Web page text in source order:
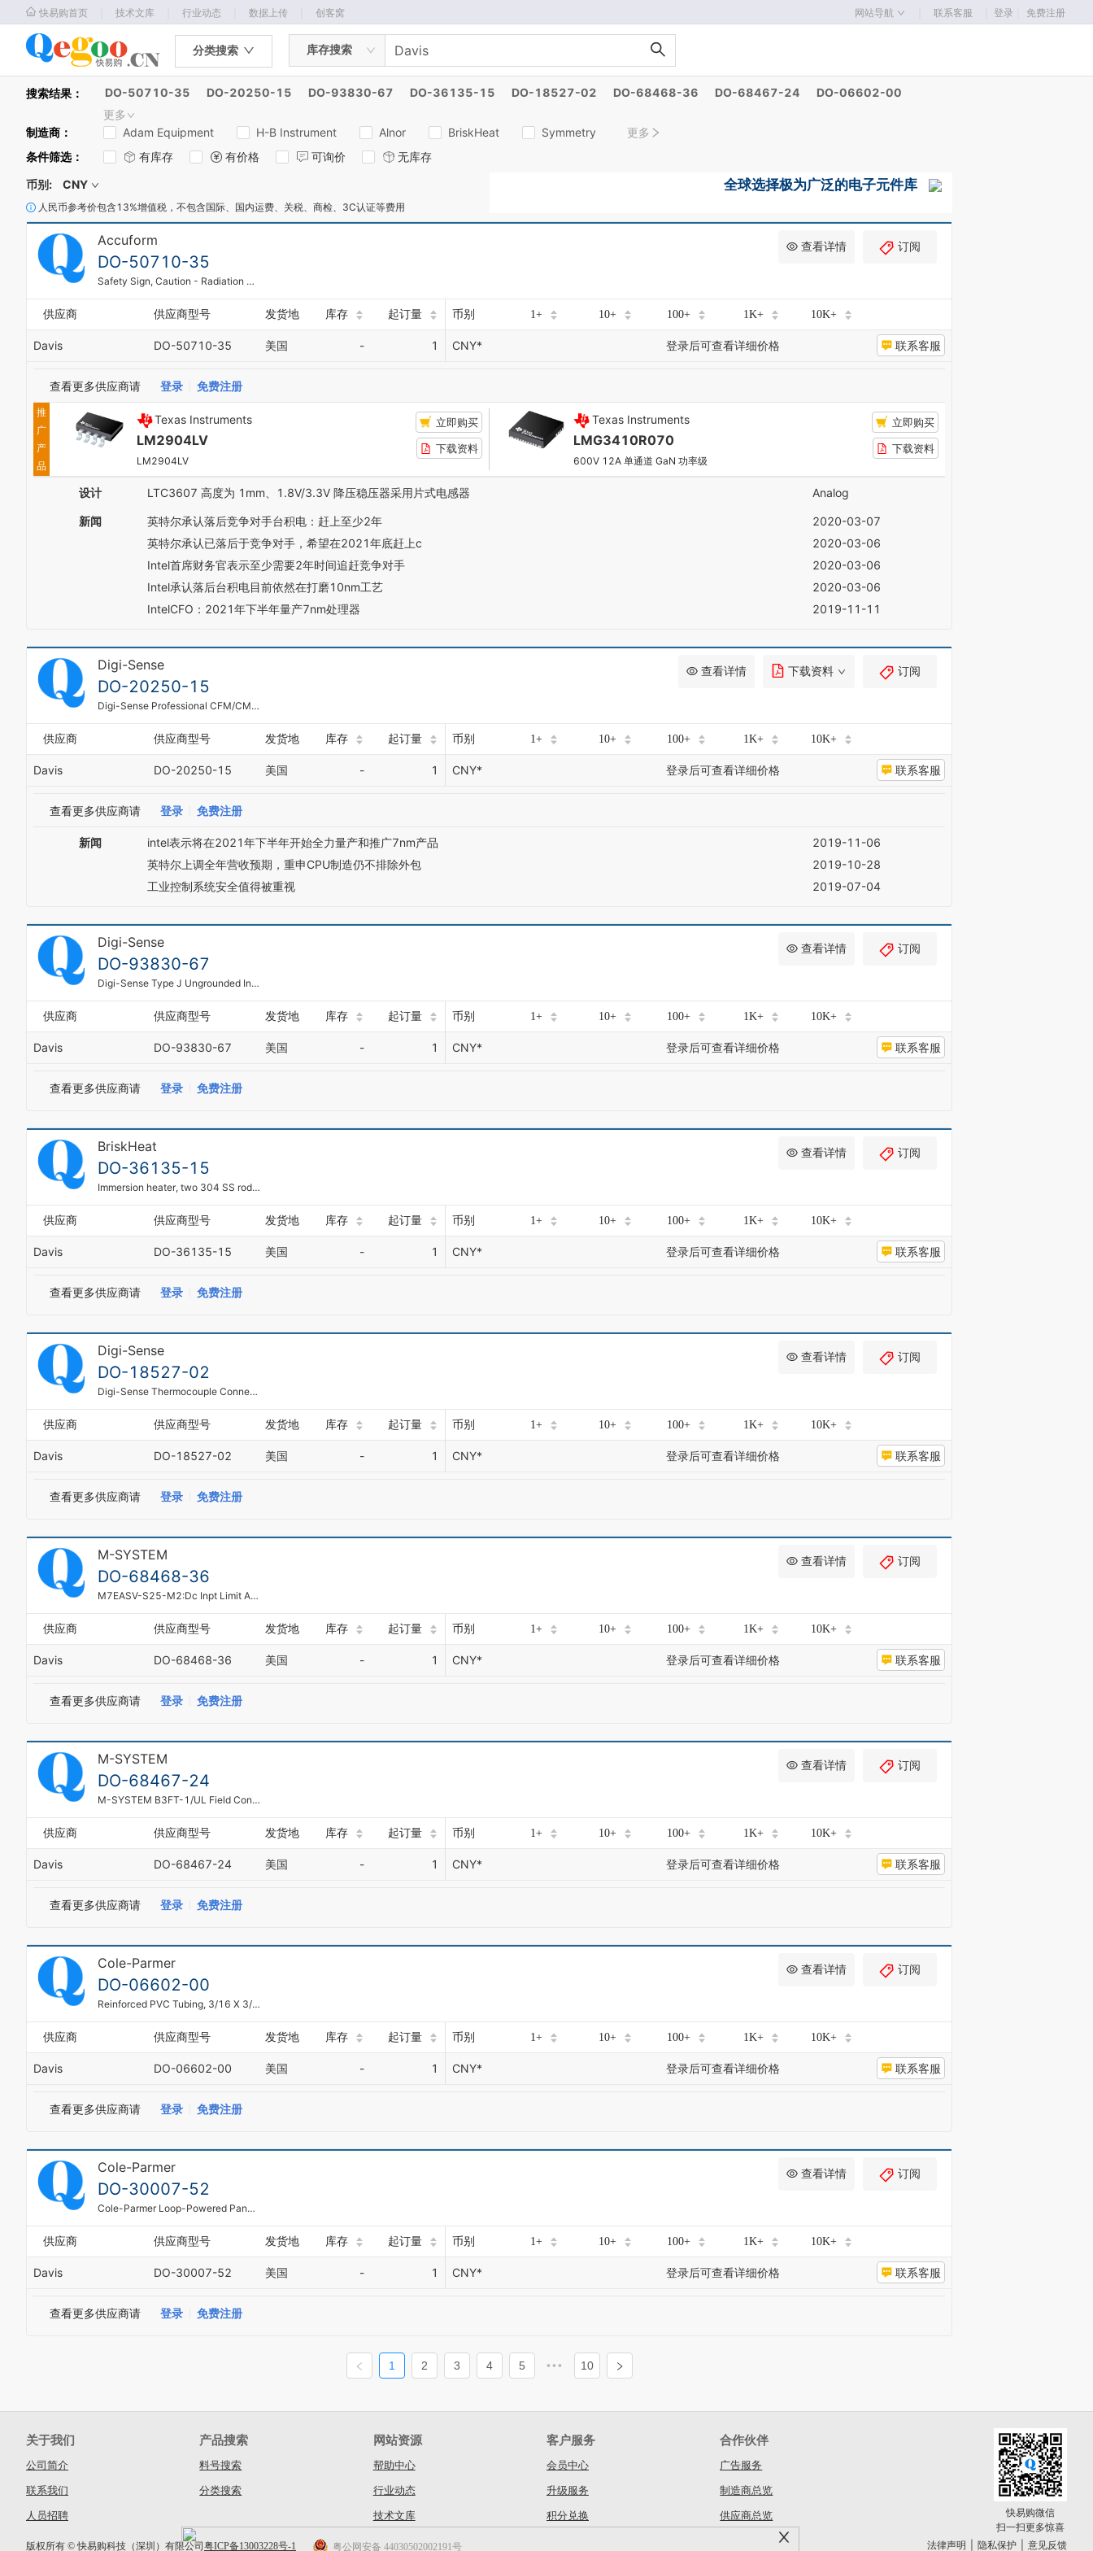
登录 免费注册
快易购首页 技术文库 行业动态 数据上传 创客窝 网站导航 联系客服
分类搜索 库存搜索
搜索结果： DO-50710-35 DO-20250-15 DO-93830-67 DO-36135-15 DO-18527-02 DO-68468-36 DO-68467-24 DO-06602-00
更多
制造商 ： Adam Equipment H-B Instrument Alnor BriskHeat Symmetry 更多
条件筛选： 有库存 有价格 可询价
无库存
币别:
CNY
人民币参考价包含13%增值税，不包含国际、国内运费、关税、商检、3C认证等费用
Accuform
DO-50710-35
Safety Sign, Caution - Radiation Area, 7" X 10", Adhesive Vinyl
查看详情 订阅
供应商 供应商型号 发货地 库存 起订量 币别 1+ 10+ 100+ 1K+ 10K+
Davis DO-50710-35 美国 - 1 CNY* 登录后可查看详细价格 联系客服
查看更多供应商请 登录 免费注册
推
广
产
品
Texas Instruments
LM2904LV
LM2904LV
立即购买
下载资料
Texas Instruments
LMG3410R070
600V 12A 单通道 GaN 功率级
立即购买
下载资料
设计 LTC3607 高度为 1mm、1.8V/3.3V 降压稳压器采用片式电感器 Analog
新闻 英特尔承认落后竞争对手台积电：赶上至少2年
2020-03-07
英特尔承认已落后于竞争对手，希望在2021年底赶上c
2020-03-06
Intel首席财务官表示至少需要2年时间追赶竞争对手
2020-03-06
Intel承认落后台积电目前依然在打磨10nm工艺
2020-03-06
IntelCFO：2021年下半年量产7nm处理器
2019-11-11
Digi-Sense
DO-20250-15
Digi-Sense Professional CFM/CMM Vane Thermoanemometer with NIST Traceable Cal
查看详情 下载资料 订阅
供应商 供应商型号 发货地 库存 起订量 币别 1+ 10+ 100+ 1K+ 10K+
Davis DO-20250-15 美国 - 1 CNY* 登录后可查看详细价格 联系客服
查看更多供应商请 登录 免费注册
新闻 intel表示将在2021年下半年开始全力量产和推广7nm产品
2019-11-06
英特尔上调全年营收预期，重申CPU制造仍不排除外包
2019-10-28
工业控制系统安全值得被重视
2019-07-04
Digi-Sense
DO-93830-67
Digi-Sense Type J Ungrounded Industrial Thermocouple Probe, 12" L, 1/2" Connection
查看详情 订阅
供应商 供应商型号 发货地 库存 起订量 币别 1+ 10+ 100+ 1K+ 10K+
Davis DO-93830-67 美国 - 1 CNY* 登录后可查看详细价格 联系客服
查看更多供应商请 登录 免费注册
BriskHeat
DO-36135-15
Immersion heater, two 304 SS rods, 6"L heated area, 300 watts, 240 VAC
查看详情 订阅
供应商 供应商型号 发货地 库存 起订量 币别 1+ 10+ 100+ 1K+ 10K+
Davis DO-36135-15 美国 - 1 CNY* 登录后可查看详细价格 联系客服
查看更多供应商请 登录 免费注册
Digi-Sense
DO-18527-02
Digi-Sense Thermocouple Connector, Standard, Type-K, Male Plug; 5/Pk
查看详情 订阅
供应商 供应商型号 发货地 库存 起订量 币别 1+ 10+ 100+ 1K+ 10K+
Davis DO-18527-02 美国 - 1 CNY* 登录后可查看详细价格 联系客服
查看更多供应商请 登录 免费注册
M-SYSTEM
DO-68468-36
M7EASV-S25-M2:Dc Inpt Limit Alarm -10 To + 10 V Dual Spdt
查看详情 订阅
供应商 供应商型号 发货地 库存 起订量 币别 1+ 10+ 100+ 1K+ 10K+
Davis DO-68468-36 美国 - 1 CNY* 登录后可查看详细价格 联系客服
查看更多供应商请 登录 免费注册
M-SYSTEM
DO-68467-24
M-SYSTEM B3FT-1/UL Field Configurable Two-Wire Transmitter
查看详情 订阅
供应商 供应商型号 发货地 库存 起订量 币别 1+ 10+ 100+ 1K+ 10K+
Davis DO-68467-24 美国 - 1 CNY* 登录后可查看详细价格 联系客服
查看更多供应商请 登录 免费注册
Cole-Parmer
DO-06602-00
Reinforced PVC Tubing, 3/16 X 3/8, 50' Per Pack
查看详情 订阅
供应商 供应商型号 发货地 库存 起订量 币别 1+ 10+ 100+ 1K+ 10K+
Davis DO-06602-00 美国 - 1 CNY* 登录后可查看详细价格 联系客服
查看更多供应商请 登录 免费注册
Cole-Parmer
DO-30007-52
Cole-Parmer Loop-Powered Panel Mount Process Meter, NEMA 4X with loop-powered backlight
查看详情 订阅
供应商 供应商型号 发货地 库存 起订量 币别 1+ 10+ 100+ 1K+ 10K+
Davis DO-30007-52 美国 - 1 CNY* 登录后可查看详细价格 联系客服
查看更多供应商请 登录 免费注册
1 2 3 4 5 ••• 10
关于我们
公司简介
联系我们
人员招聘
产品搜索
料号搜索
分类搜索
网站资源
帮助中心
行业动态
技术文库
客户服务
会员中心
升级服务
积分兑换
合作伙伴
广告服务
制造商总览
供应商总览
快易购微信
扫一扫更多惊喜
版权所有 © 快易购科技（深圳）有限公司 粤ICP备13003228号-1 粤公网安备 44030502002191号 法律声明 隐私保护 意见反馈